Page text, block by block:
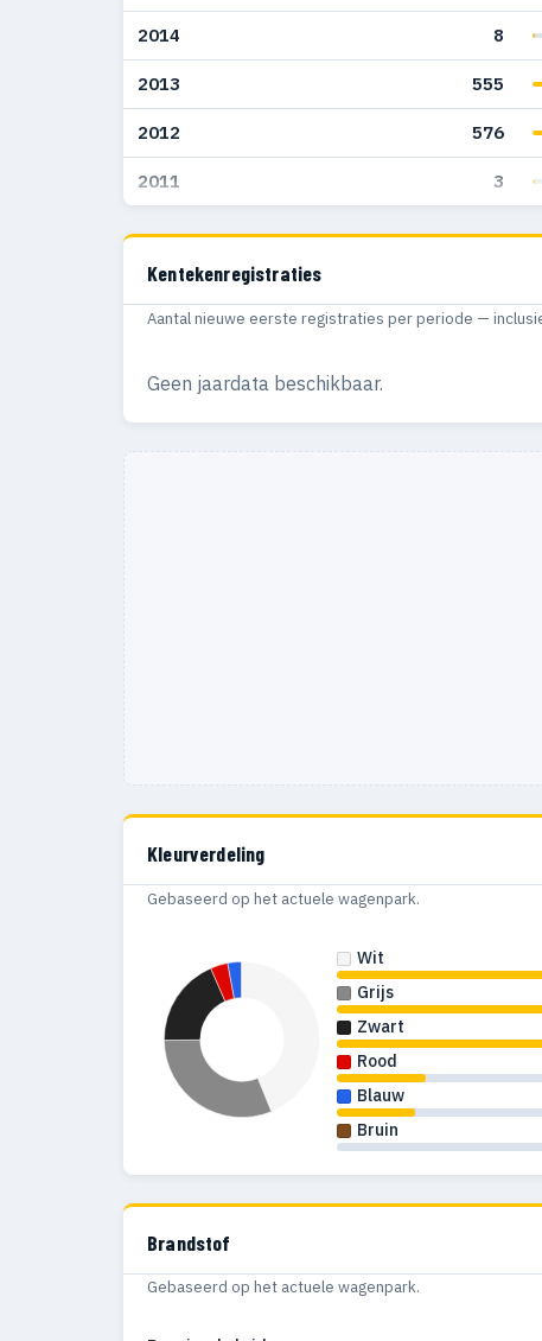
2014 8
2013 555
2012 576
2011 3
Kentekenregistraties
Aantal nieuwe eerste registraties per periode —
Geen jaardata beschikbaar.
Kleurverdeling
Gebaseerd op het actuele wagenpark.
Wit
Grijs
Zwart
Rood
Blauw
Bruin
Brandstof
Gebaseerd op het actuele wagenpark.